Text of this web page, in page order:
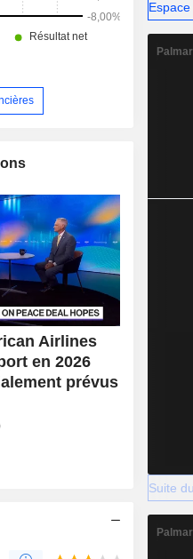
Airlines
en 2026
prévus
Suite